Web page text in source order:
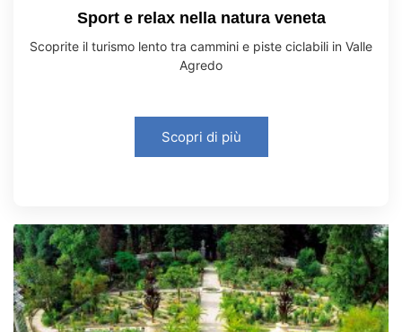
Sport e relax nella natura veneta
Scoprite il turismo lento tra cammini e piste ciclabili in Valle
Agredo
Scopri di più